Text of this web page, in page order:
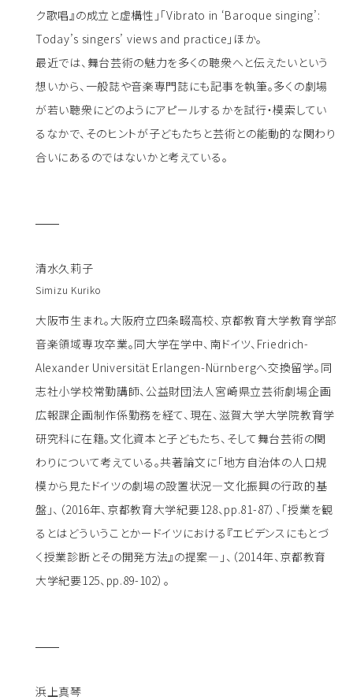
ク歌唱』の成立と虚構性」「Vibrato in ‘Baroque singing’:
Today’s singers’ views and practice」ほか。
最近では、舞台芸術の魅力を多くの聴衆へと伝えたいという
想いから、一般誌や音楽専門誌にも記事を執筆。多くの劇場
が若い聴衆にどのようにアピールするかを試行・模索してい
るなかで、そのヒントが子どもたちと芸術との能動的な関わり
合いにあるのではないかと考えている。
清水久莉子
Simizu Kuriko
大阪市生まれ。大阪府立四条畷高校、京都教育大学教育学部
音楽領域専攻卒業。同大学在学中、南ドイツ、Friedrich-
Alexander Universität Erlangen-Nürnbergへ交換留学。同
志社小学校常勤講師、公益財団法人宮崎県立芸術劇場企画
広報課企画制作係勤務を経て、現在、滋賀大学大学院教育学
研究科に在籍。文化資本と子どもたち、そして舞台芸術の関
わりについて考えている。共著論文に「地方自治体の人口規
模から見たドイツの劇場の設置状況―文化振興の行政的基
盤」、（2016年、京都教育大学紀要128、pp.81-87）、「授業を観
るとはどういうことかードイツにおける『エビデンスにもとづ
く授業診断とその開発方法』の提案―」、（2014年、京都教育
大学紀要125、pp.89-102）。
浜上真琴